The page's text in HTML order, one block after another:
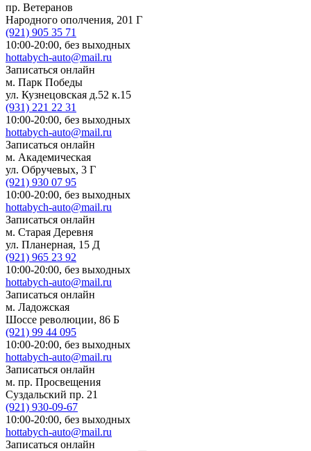
пр. Ветеранов
Народного ополчения, 201 Г
(921) 905 35 71
10:00-20:00, без выходных
hottabych-auto@mail.ru
Записаться онлайн
м. Парк Победы
ул. Кузнецовская д.52 к.15
(931) 221 22 31
10:00-20:00, без выходных
hottabych-auto@mail.ru
Записаться онлайн
м. Академическая
ул. Обручевых, 3 Г
(921) 930 07 95
10:00-20:00, без выходных
hottabych-auto@mail.ru
Записаться онлайн
м. Старая Деревня
ул. Планерная, 15 Д
(921) 965 23 92
10:00-20:00, без выходных
hottabych-auto@mail.ru
Записаться онлайн
м. Ладожская
Шоссе революции, 86 Б
(921) 99 44 095
10:00-20:00, без выходных
hottabych-auto@mail.ru
Записаться онлайн
м. пр. Просвещения
Суздальский пр. 21
(921) 930-09-67
10:00-20:00, без выходных
hottabych-auto@mail.ru
Записаться онлайн